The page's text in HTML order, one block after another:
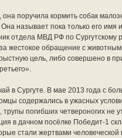
поручила кормить собак
называет пока только его имя
отдела МВД РФ по
жестокое обращение с
цель, либо совершено в
в Сургуте. В мае 2013 года с
содержались в ужасных
погибших четвероногих не
в дачном посёлке Победит-1
стали жертвами человеческой